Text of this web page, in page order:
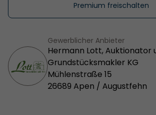
Premium freischalten
Gewerblicher Anbieter
Hermann Lott, Auktionator
Grundstücksmakler KG
Mühlenstraße 15
26689 Apen / Augustfehn